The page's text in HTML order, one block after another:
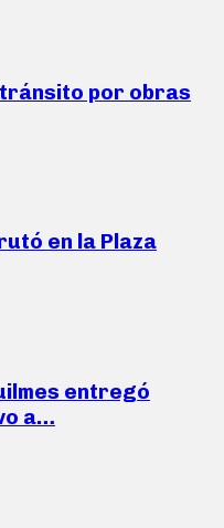
por obras
en la Plaza
entregó
a…